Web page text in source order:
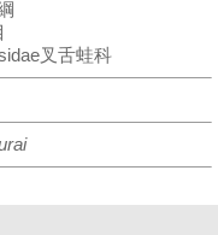
叉舌蛙科